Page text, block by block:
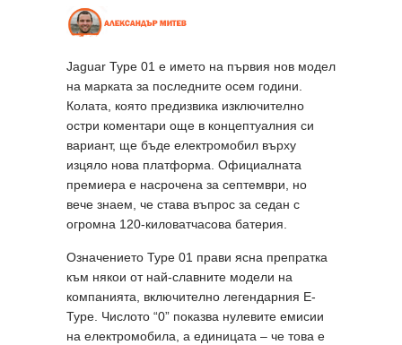
Jaguar Type 01 е името на първия нов модел
на марката за последните осем години.
Колата, която предизвика изключително
остри коментари още в концептуалния си
вариант, ще бъде електромобил върху
изцяло нова платформа. Официалната
премиера е насрочена за септември, но
вече знаем, че става въпрос за седан с
огромна 120-киловатчасова батерия.
Означението Type 01 прави ясна препратка
към някои от най-славните модели на
компанията, включително легендарния E-
Type. Числото “0” показва нулевите емисии
на електромобила, а единицата – че това е